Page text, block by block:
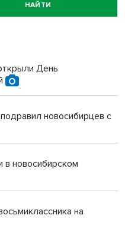
НАЙТИ
День
новосибирцев с
в новосибирском
на